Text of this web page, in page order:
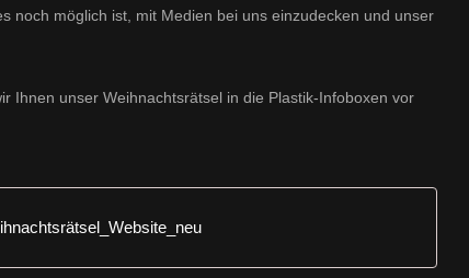
noch möglich ist, mit Medien bei uns einzudecken und unser
Ihnen unser Weihnachtsrätsel in die Plastik-Infoboxen vor